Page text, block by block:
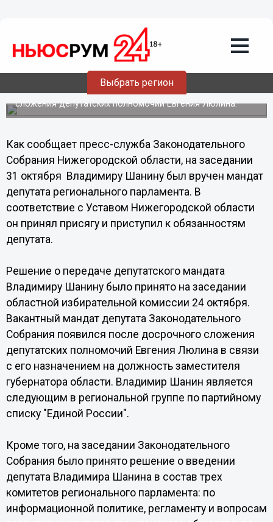
Выбрать регион
Владимир Шанин приступил к
обязанностям депутата
Законодательного Собрания
Нижегородской области
Вакантный мандат депутата появился после досрочного
сложения депутатских полномочий Евгения Люлина.
Как сообщает пресс-служба Законодательного
Собрания Нижегородской области, на заседании
31 октября Владимиру Шанину был вручен мандат
депутата регионального парламента. В
соответствие с Уставом Нижегородской области
он принял присягу и приступил к обязанностям
депутата.
Решение о передаче депутатского мандата
Владимиру Шанину было принято на заседании
областной избирательной комиссии 24 октября.
Вакантный мандат депутата Законодательного
Собрания появился после досрочного сложения
депутатских полномочий Евгения Люлина в связи
с его назначением на должность заместителя
губернатора области. Владимир Шанин является
следующим в региональной группе по партийному
списку "Единой России".
Кроме того, на заседании Законодательного
Собрания было принято решение о введении
депутата Владимира Шанина в состав трех
комитетов регионального парламента: по
информационной политике, регламенту и вопросам